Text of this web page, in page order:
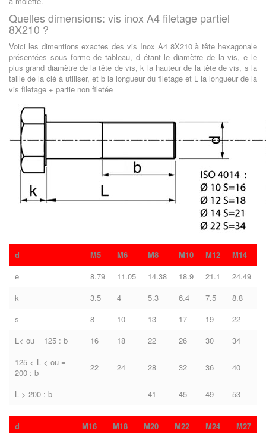
Quelles dimensions: vis inox A4 filetage partiel
8X210 ?
Voici les dimentions exactes des vis Inox A4 8X210 à tête hexagonale
présentées sous forme de tableau, d étant le diamètre de la vis, e le
plus grand diamètre de la tête de vis, k la hauteur de la tête de vis, s la
taille de la clé à utiliser, et b la longueur du filetage et L la longueur de la
vis filetage + partie non filetée
d M5 M6 M8 M10 M12
M14
e
8.79 11.05 14.38 18.9 21.1
24.49
k
3.5 4 5.3 6.4 7.5
8.8
s
8 10 13 17 19
22
L< ou = 125 : b
16 18 22 26 30
34
125 < L < ou =
200 : b
22 24 28 32 36 40
L > 200 : b - - 41 45 49 53
d M16 M18 M20 M22 M24
M27